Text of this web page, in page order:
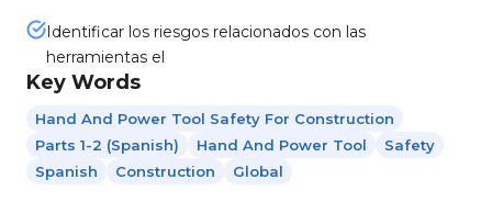
Identificar los riesgos relacionados con las
herramientas el
Key Words
Hand And Power Tool Safety For Construction
Parts 1-2 (Spanish)
Hand And Power Tool
Safety
Spanish
Construction Global